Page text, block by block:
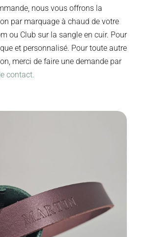
nous vous offrons la
par marquage à chaud de votre
ou Club sur la sangle en cuir. Pour
et personnalisé. Pour toute autre
merci de faire une demande par
contact.